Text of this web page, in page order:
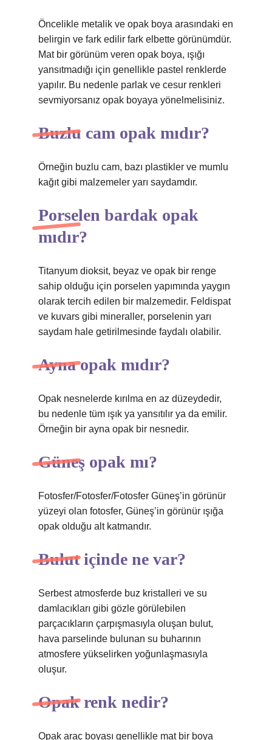
Öncelikle metalik ve opak boya arasındaki en
belirgin ve fark edilir fark elbette görünümdür.
Mat bir görünüm veren opak boya, ışığı
yansıtmadığı için genellikle pastel renklerde
yapılır. Bu nedenle parlak ve cesur renkleri
sevmiyorsanız opak boyaya yönelmelisiniz.
Buzlu cam opak mıdır?
Örneğin buzlu cam, bazı plastikler ve mumlu
kağıt gibi malzemeler yarı saydamdır.
Porselen bardak opak
mıdır?
Titanyum dioksit, beyaz ve opak bir renge
sahip olduğu için porselen yapımında yaygın
olarak tercih edilen bir malzemedir. Feldispat
ve kuvars gibi mineraller, porselenin yarı
saydam hale getirilmesinde faydalı olabilir.
Ayna opak mıdır?
Opak nesnelerde kırılma en az düzeydedir,
bu nedenle tüm ışık ya yansıtılır ya da emilir.
Örneğin bir ayna opak bir nesnedir.
Güneş opak mı?
Fotosfer/Fotosfer/Fotosfer Güneş’in görünür
yüzeyi olan fotosfer, Güneş’in görünür ışığa
opak olduğu alt katmandır.
Bulut içinde ne var?
Serbest atmosferde buz kristalleri ve su
damlacıkları gibi gözle görülebilen
parçacıkların çarpışmasıyla oluşan bulut,
hava parselinde bulunan su buharının
atmosfere yükselirken yoğunlaşmasıyla
oluşur.
Opak renk nedir?
Opak araç boyası genellikle mat bir boya